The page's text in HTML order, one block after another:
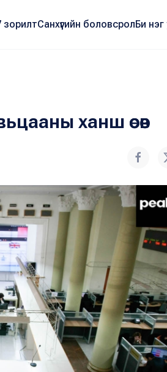
зорилтСанхүүгийн боловсролБи
ханш өсөв